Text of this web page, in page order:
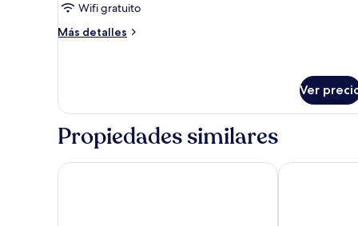
de
Deluxe
Room
Wifi gratuito
Más detalles
Más
Access
Twin
Room
Ver
Propiedades similares
Maikhao Palm Beach Resort Splash Beach